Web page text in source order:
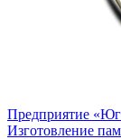
Предприятие
Изготовление